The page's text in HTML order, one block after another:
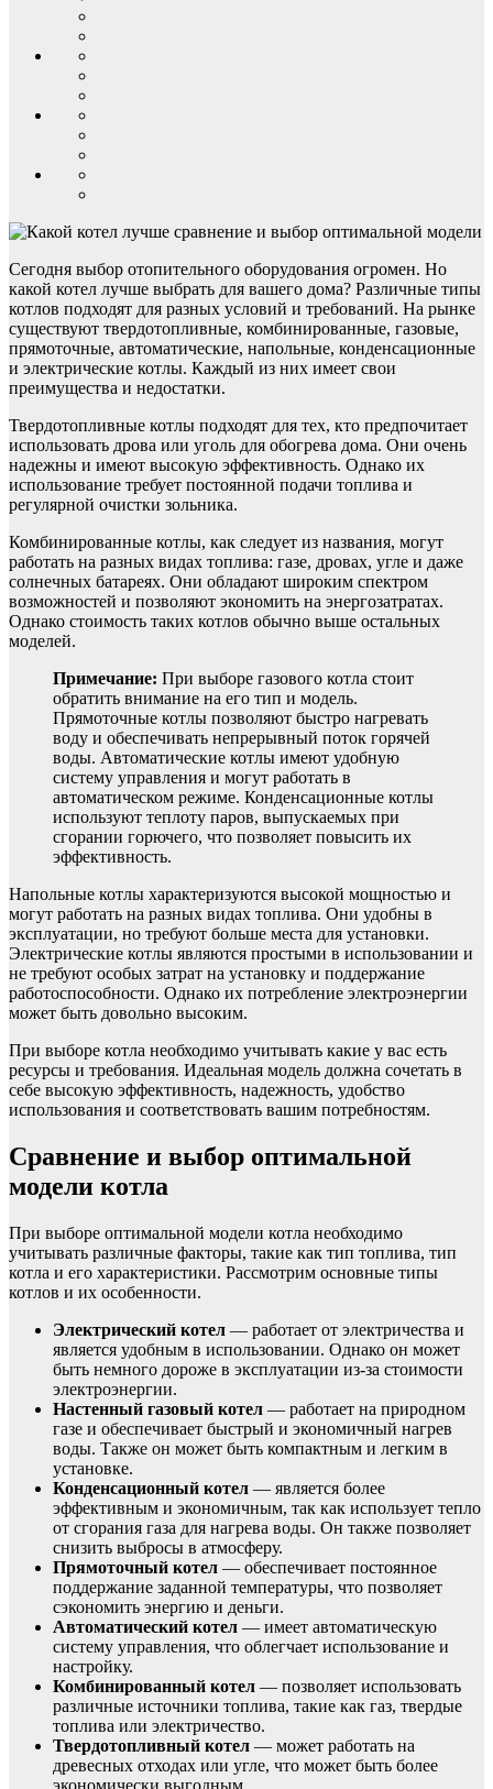
Сегодня выбор отопительного оборудования огромен. Но
какой котел лучше выбрать для вашего дома? Различные типы
котлов подходят для разных условий и требований. На рынке
существуют твердотопливные, комбинированные, газовые,
прямоточные, автоматические, напольные, конденсационные
и электрические котлы. Каждый из них имеет свои
преимущества и недостатки.
Твердотопливные котлы подходят для тех, кто предпочитает
использовать дрова или уголь для обогрева дома. Они очень
надежны и имеют высокую эффективность. Однако их
использование требует постоянной подачи топлива и
регулярной очистки зольника.
Комбинированные котлы, как следует из названия, могут
работать на разных видах топлива: газе, дровах, угле и даже
солнечных батареях. Они обладают широким спектром
возможностей и позволяют экономить на энергозатратах.
Однако стоимость таких котлов обычно выше остальных
моделей.
Примечание: При выборе газового котла стоит
обратить внимание на его тип и модель.
Прямоточные котлы позволяют быстро нагревать
воду и обеспечивать непрерывный поток горячей
воды. Автоматические котлы имеют удобную
систему управления и могут работать в
автоматическом режиме. Конденсационные котлы
используют теплоту паров, выпускаемых при
сгорании горючего, что позволяет повысить их
эффективность.
Напольные котлы характеризуются высокой мощностью и
могут работать на разных видах топлива. Они удобны в
эксплуатации, но требуют больше места для установки.
Электрические котлы являются простыми в использовании и
не требуют особых затрат на установку и поддержание
работоспособности. Однако их потребление электроэнергии
может быть довольно высоким.
При выборе котла необходимо учитывать какие у вас есть
ресурсы и требования. Идеальная модель должна сочетать в
себе высокую эффективность, надежность, удобство
использования и соответствовать вашим потребностям.
Сравнение и выбор оптимальной
модели котла
При выборе оптимальной модели котла необходимо
учитывать различные факторы, такие как тип топлива, тип
котла и его характеристики. Рассмотрим основные типы
котлов и их особенности.
Электрический котел — работает от электричества и
является удобным в использовании. Однако он может
быть немного дороже в эксплуатации из-за стоимости
электроэнергии.
Настенный газовый котел — работает на природном
газе и обеспечивает быстрый и экономичный нагрев
воды. Также он может быть компактным и легким в
установке.
Конденсационный котел — является более
эффективным и экономичным, так как использует тепло
от сгорания газа для нагрева воды. Он также позволяет
снизить выбросы в атмосферу.
Прямоточный котел — обеспечивает постоянное
поддержание заданной температуры, что позволяет
сэкономить энергию и деньги.
Автоматический котел — имеет автоматическую
систему управления, что облегчает использование и
настройку.
Комбинированный котел — позволяет использовать
различные источники топлива, такие как газ, твердые
топлива или электричество.
Твердотопливный котел — может работать на
древесных отходах или угле, что может быть более
экономически выгодным.